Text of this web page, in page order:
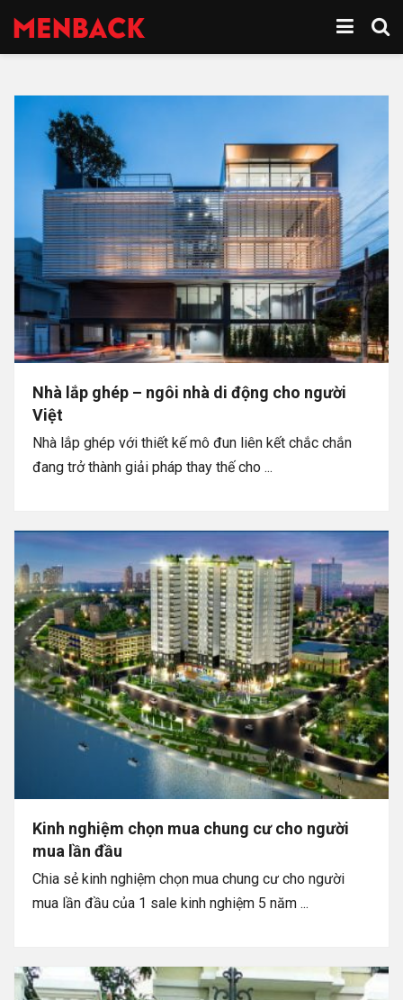
Nhà lắp ghép – ngôi nhà di động cho người
Việt
Nhà lắp ghép với thiết kế mô đun liên kết chắc chắn
đang trở thành giải pháp thay thế cho ...
Kinh nghiệm chọn mua chung cư cho người
mua lần đầu
Chia sẻ kinh nghiệm chọn mua chung cư cho người
mua lần đầu của 1 sale kinh nghiệm 5 năm ...